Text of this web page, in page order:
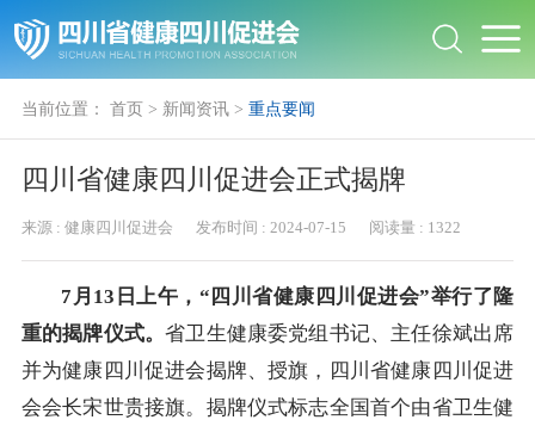
当前位置： 首页 > 新闻资讯 > 重点要闻
四川省健康四川促进会正式揭牌
来源 : 健康四川促进会 发布时间 :2024-07-15 阅读量 : 1322
7月13日上午，“四川省健康四川促进会”举行了隆
重的揭牌仪式。省卫生健康委党组书记、主任徐斌出席
并为健康四川促进会揭牌、授旗，四川省健康四川促进
会会长宋世贵接旗。揭牌仪式标志全国首个由省卫生健